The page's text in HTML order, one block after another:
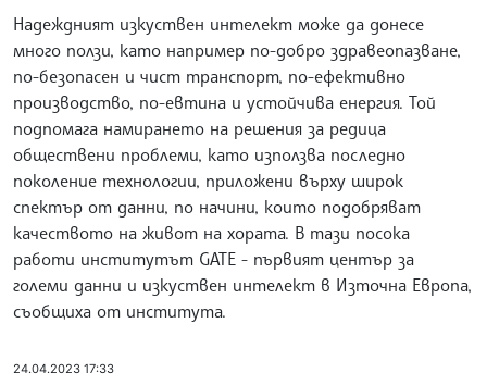
Надеждният изкуствен интелект може да донесе
много ползи, като например по-добро здравеопазване,
по-безопасен и чист транспорт, по-ефективно
производство, по-евтина и устойчива енергия. Той
подпомага намирането на решения за редица
обществени проблеми, като използва последно
поколение технологии, приложени върху широк
спектър от данни, по начини, които подобряват
качеството на живот на хората. В тази посока
работи институтът GATE - първият център за
големи данни и изкуствен интелект в Източна Европа,
съобщиха от института.
24.04.2023 17:33